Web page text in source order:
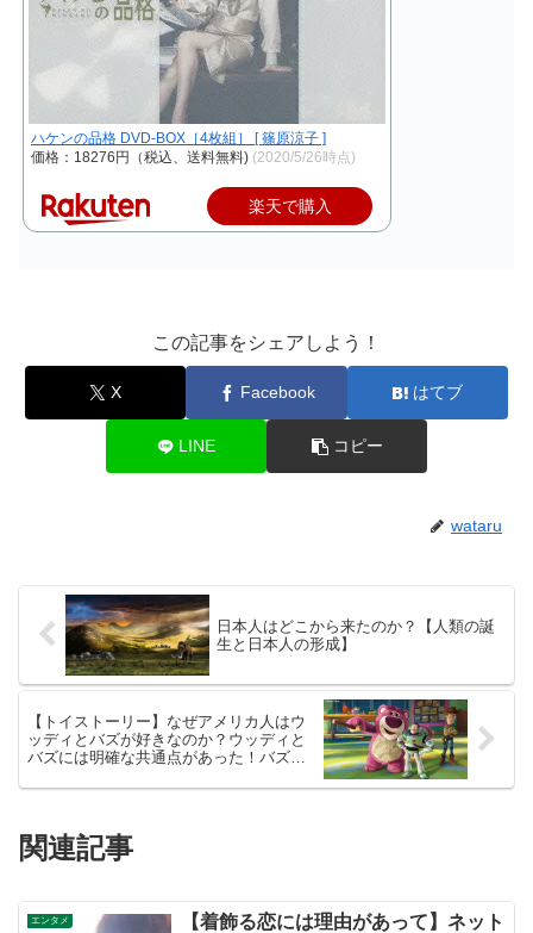
ハケンの品格 DVD-BOX［4枚組］ [ 篠原涼子 ]
価格：18276円（税込、送料無料) (2020/5/26時点)
楽天で購入
この記事をシェアしよう！
X Facebook はてブ
LINE コピー
wataru
日本人はどこから来たのか？【人類の誕
生と日本人の形成】
【トイストーリー】なぜアメリカ人はウ
ッディとバズが好きなのか？ウッディと
バズには明確な共通点があった！バズの
関連記事
エンタメ
【着飾る恋には理由があって】ネット